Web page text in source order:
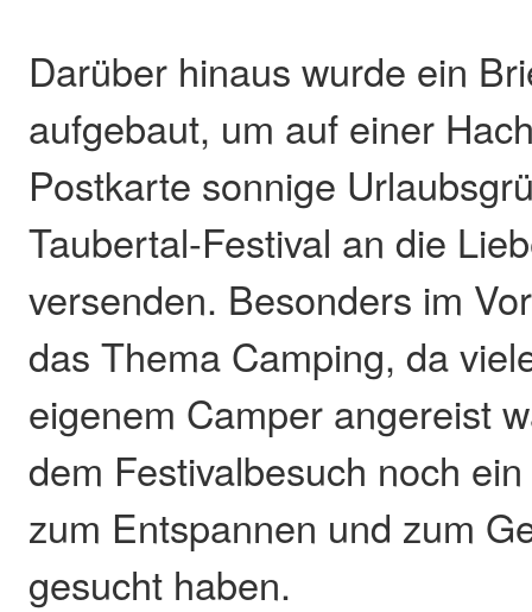
Darüber hinaus wurde ein
aufgebaut, um auf einer
Postkarte sonnige
Taubertal-Festival an die
versenden. Besonders im
das Thema Camping, da
eigenem Camper angereist
dem Festivalbesuch noch
zum Entspannen und zum
gesucht haben.